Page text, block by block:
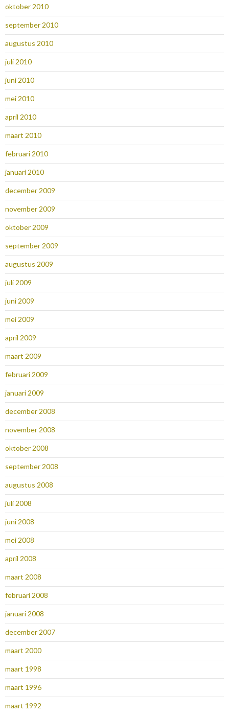
oktober 2010
september 2010
augustus 2010
juli 2010
juni 2010
mei 2010
april 2010
maart 2010
februari 2010
januari 2010
december 2009
november 2009
oktober 2009
september 2009
augustus 2009
juli 2009
juni 2009
mei 2009
april 2009
maart 2009
februari 2009
januari 2009
december 2008
november 2008
oktober 2008
september 2008
augustus 2008
juli 2008
juni 2008
mei 2008
april 2008
maart 2008
februari 2008
januari 2008
december 2007
maart 2000
maart 1998
maart 1996
maart 1992